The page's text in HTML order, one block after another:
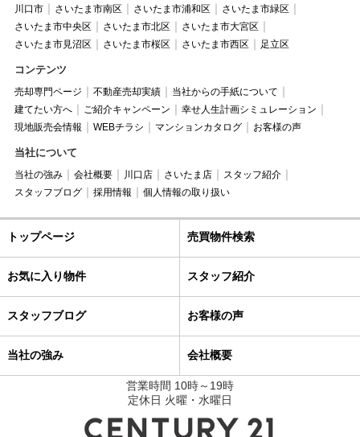
川口市 さいたま市南区 さいたま市浦和区
さいたま市緑区
さいたま市中央区
さいたま市北区
さいたま市大宮区
さいたま市見沼区
さいたま市桜区 さいたま市西区 足立区
コンテンツ
売却専門ページ 不動産売却実績
当社からの手紙について
建てたい方へ
ご紹介キャンペーン
幸せ人生計画シミュレーション
現地販売会情報
WEBチラシ マンションカタログ お客様の声
当社について
当社の強み 会社概要 川口店 さいたま店
スタッフ紹介
スタッフブログ
採用情報 個人情報の取り扱い
トップページ 売買物件検索
お気に入り物件 スタッフ紹介
スタッフブログ お客様の声
当社の強み 会社概要
営業時間 10時～19時
定休日 火曜・水曜日